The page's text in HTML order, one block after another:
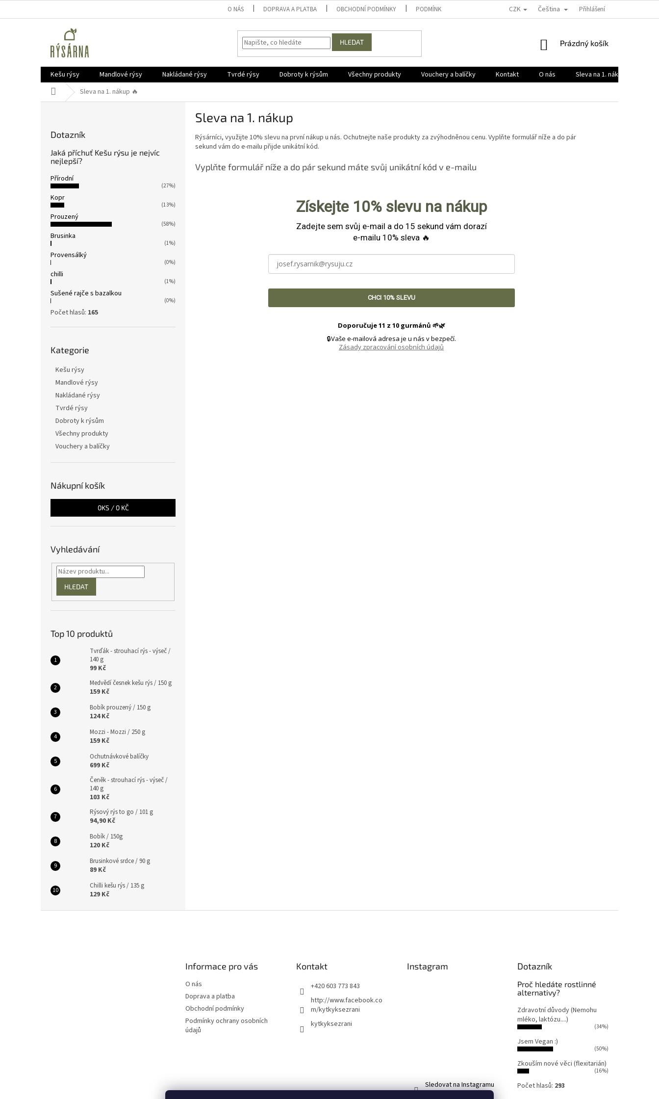
O NÁS DOPRAVA A PLATBA OBCHODNÍ PODMÍNKY PODMÍNKY OCHRANY OSOBNÍCH ÚDAJŮ
CZK Čeština Přihlášení
HLEDAT
NÁKUPNÍ
Prázdný košík
Kešu rýsy Mandlové rýsy Nakládané rýsy Tvrdé rýsy Dobroty k rýsům Všechny produkty Vouchery a balíčky Kontakt O nás
Sleva na 1. nákup 🔥
Domů Sleva na 1. nákup 🔥
Dotazník
Jaká příchuť Kešu rýsu je nejvíc
nejlepší?
Přírodní
(27%)
Kopr
(13%)
Prouzený
(58%)
Brusinka
(1%)
Provensálký
(0%)
chilli
(1%)
Sušené rajče s bazalkou
(0%)
Počet hlasů: 165
kategorie
Kategorie
Kešu rýsy
Mandlové rýsy
Nakládané rýsy
Tvrdé rýsy
Dobroty k rýsům
Všechny produkty
Vouchery a balíčky
Nákupní košík
0KS / 0 KČ
Vyhledávání
HLEDAT
Top 10 produktů
Tvrďák - strouhací rýs - výseč /
140 g
99 Kč
Medvědí česnek kešu rýs / 150 g
159 Kč
Bobík prouzený / 150 g
124 Kč
Mozzi - Mozzi / 250 g
159 Kč
Ochutnávkové balíčky
699 Kč
Čeněk - strouhací rýs - výseč /
140 g
103 Kč
Rýsový rýs to go / 101 g
94,90 Kč
Bobík / 150g
120 Kč
Brusinkové srdce / 90 g
89 Kč
Chilli kešu rýs / 135 g
129 Kč
Sleva na 1. nákup
Rýsárníci, využijte 10% slevu na první nákup u nás. Ochutnejte naše produkty za zvýhodněnou cenu. Vyplňte formulář níže a do pár
sekund vám do e-mailu přijde unikátní kód.
Vyplňte formulář níže a do pár sekund máte svůj unikátní kód v e-mailu
Získejte 10% slevu na nákup
Zadejte sem svůj e-mail a do 15 sekund vám dorazí
e-mailu 10% sleva 🔥
CHCI 10% SLEVU
Doporučuje 11 z 10 gurmánů 🌱🌿
🔒Vaše e-mailová adresa je u nás v bezpečí.
Zásady zpracování osobních údajů
Informace pro vás
O nás
Doprava a platba
Obchodní podmínky
Podmínky ochrany osobních
údajů
Kontakt
+420 603 773 843
http://www.facebook.co
m/kytkyksezrani
kytkyksezrani
Instagram
Sledovat na Instagramu
Dotazník
Proč hledáte rostlinné
alternativy?
Zdravotní důvody (Nemohu
mléko, laktózu....)
(34%)
Jsem Vegan :)
(50%)
Zkouším nové věci (flexitarián)
(16%)
Počet hlasů: 293